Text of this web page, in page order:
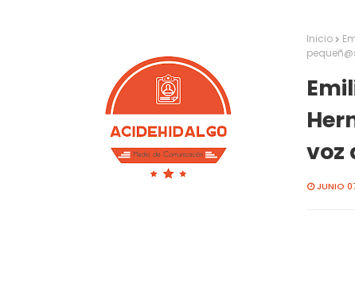
Inicio
voz
JUNIO